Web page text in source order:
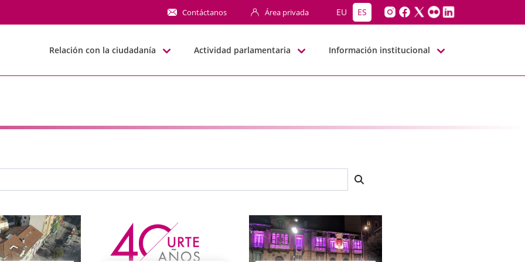
Contáctanos Área privada EU ES
Relación con la ciudadanía Actividad parlamentaria Información institucional
búsqueda